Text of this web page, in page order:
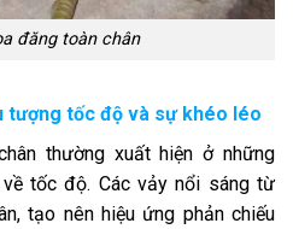
đăng toàn chân
tượng tốc độ và sự khéo léo
thường xuất hiện ở những
tốc độ. Các vảy nổi sáng từ
tạo nên hiệu ứng phản chiếu